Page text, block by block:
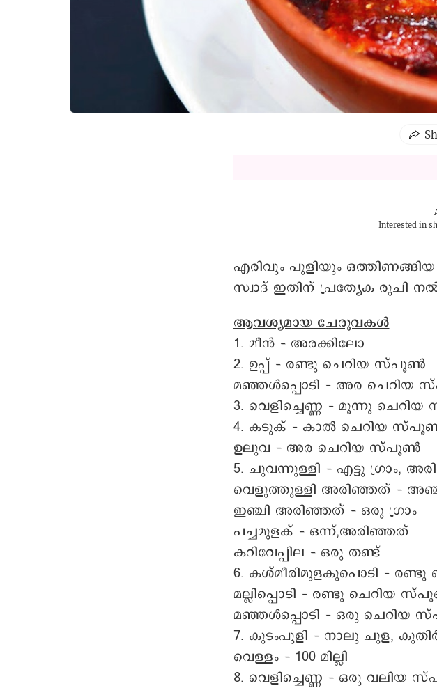
Interested in
എരിവും പുളിയും ഒത്തിണങ്ങിയ
സ്വാദ് ഇതിന് പ്രത്യേക രുചി
ആവശ്യമായ ചേരുവകൾ
1. മീന്‍ – അരക്കിലോ
2. ഉപ്പ് – രണ്ടു ചെറിയ സ്പൂൺ
മഞ്ഞൾപ്പൊടി – അര ചെറിയ
3. വെളിച്ചെണ്ണ – മൂന്നു
4. കടുക് – കാൽ ചെറിയ
ഉലുവ – അര ചെറിയ സ്പൂൺ
5. ചുവന്നുള്ളി – എട്ടു ഗ്രാം,
വെളുത്തുള്ളി അരിഞ്ഞത് –
ഇഞ്ചി അരിഞ്ഞത് – ഒരു ഗ്രാം
പച്ചമുളക് – ഒന്ന്,അരിഞ്ഞത്
കറിവേപ്പില – ഒരു തണ്ട്
6. കശ്മീരിമുളകുപൊടി –
മല്ലിപ്പൊടി – രണ്ടു ചെറിയ
മഞ്ഞൾപ്പൊടി – ഒരു ചെറിയ
7. കുടംപുളി – നാലു ചുള,
വെള്ളം – 100 മില്ലി
8. വെളിച്ചെണ്ണ – ഒരു വലിയ